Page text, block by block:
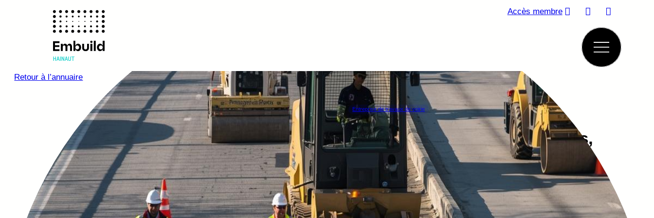
Accès membre
Retour à l’annuaire
Entreprise de travaux de voirie
Entreprise de Travaux publics,
René Pirlot et fils
CHIMAY